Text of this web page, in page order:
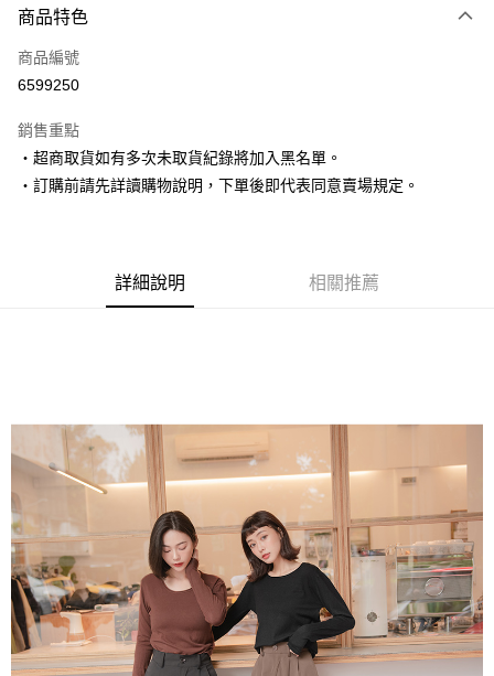
信用卡一次付款
超商取貨付款
Apple Pay
街口支付
１．簡單：不需註冊會員、不需綁卡、不需儲值。
２．便利：只要手機號碼，簡訊認證，即可結帳。
３．安心：先確認商品／服務後，再付款。
【「AFTEE先享後付」結帳流程】
１．於結帳方式選擇「AFTEE先享後付」後，將跳轉至「AFTEE先享後付」
結帳頁面，進行簡訊認證並確認金額後，即可完成結帳。
２．訂單成立數日內，您將收到繳費通知簡訊。
３．收到繳費通知簡訊後14天內，點擊此簡訊中的連結，可透過四大超商／
ATM／網路銀行／等多元方式進行付款，方視為交易完成。
※ 請注意：結帳手續完成當下不需立刻繳費，但若您需要取消訂單，請聯絡
購買商品的店家。未經商家同意取消之訂單仍視為有效，需透過AFTEE先享
後付繳納相關費用。
運送方式
全家取貨付款
每筆NT$80，滿NT$1,500(含以上)免運費
付款後全家取貨
每筆NT$80，滿NT$1,500(含以上)免運費
萊爾富取貨付款
每筆NT$80，滿NT$1,500(含以上)免運費
商品特色
商品編號
6599250
銷售重點
‧超商取貨如有多次未取貨紀錄將加入黑名單。
‧訂購前請先詳讀購物說明，下單後即代表同意賣場規定。
詳細說明 相關推薦